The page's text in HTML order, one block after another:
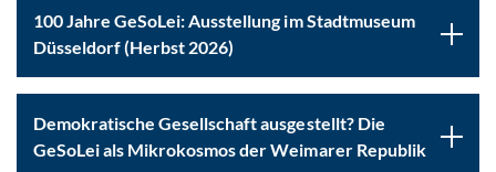
100 Jahre GeSoLei: Ausstellung im Stadtmuseum
Düsseldorf (Herbst 2026)
Demokratische Gesellschaft ausgestellt? Die
GeSoLei als Mikrokosmos der Weimarer Republik